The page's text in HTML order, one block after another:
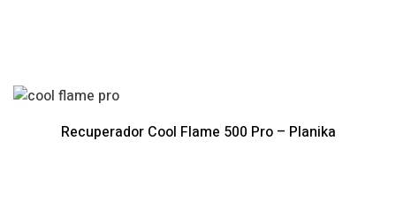
Recuperador Cool Flame 500 Pro – Planika